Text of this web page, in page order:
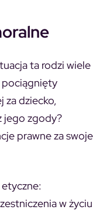
ta rodzi wiele
pociągnięty
za dziecko,
jego zgody?
prawne za swoje
w życiu